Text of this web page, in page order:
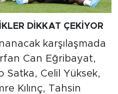
DİKKAT ÇEKİYOR
karşılaşmada
Can Eğribayat,
Satka, Celil Yüksek,
Kılınç, Tahsin